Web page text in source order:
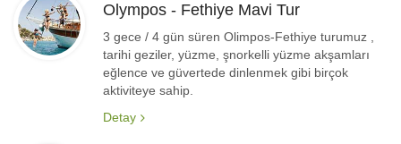
Olympos - Fethiye Mavi Tur
3 gece / 4 gün süren Olimpos-Fethiye turumuz ,
tarihi geziler, yüzme, şnorkelli yüzme akşamları
eğlence ve güvertede dinlenmek gibi birçok
aktiviteye sahip.
Detay